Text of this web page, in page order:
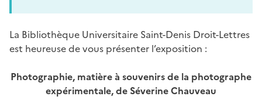
La Bibliothèque Universitaire Saint-Denis Droit-Lettres
est heureuse de vous présenter l’exposition :
Photographie, matière à souvenirs de la photographe
expérimentale, de Séverine Chauveau